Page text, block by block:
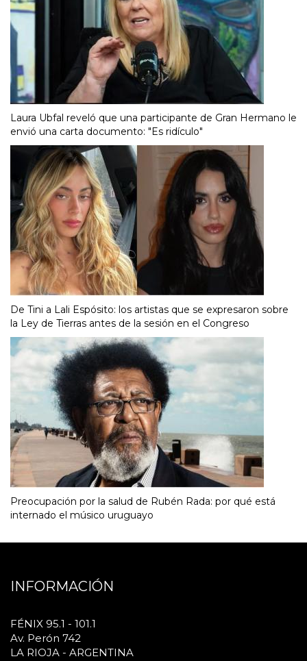
Laura Ubfal reveló que una participante de Gran Hermano le
envió una carta documento: "Es ridículo"
De Tini a Lali Espósito: los artistas que se expresaron sobre
la Ley de Tierras antes de la sesión en el Congreso
Preocupación por la salud de Rubén Rada: por qué está
internado el músico uruguayo
INFORMACIÓN
FÉNIX 95.1 - 101.1
Av. Perón 742
LA RIOJA - ARGENTINA